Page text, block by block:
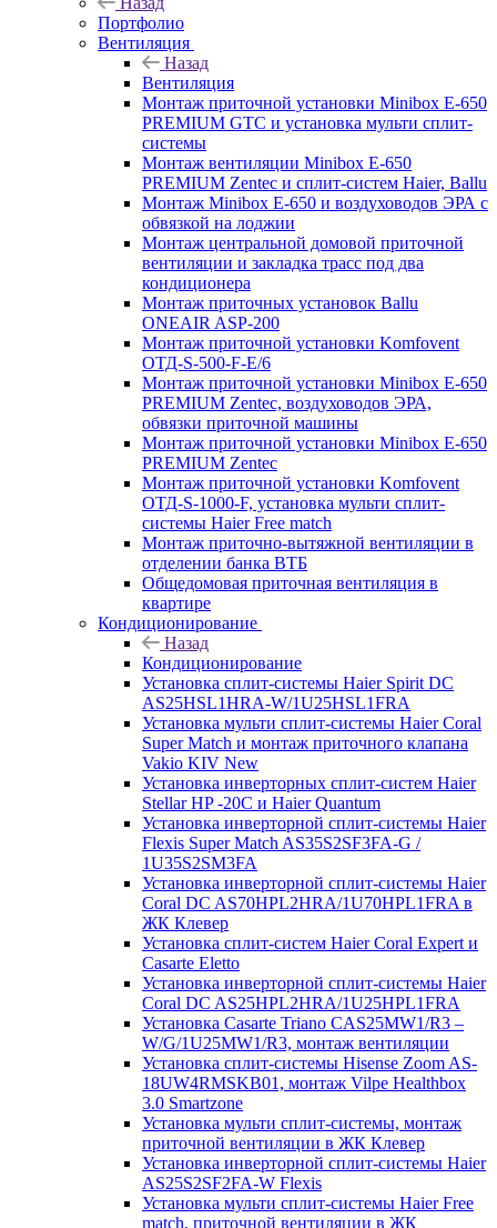
Портфолио
Вентиляция
Назад
Вентиляция
Монтаж приточной установки Minibox E-650
PREMIUM GTC и установка мульти сплит-
системы
Монтаж вентиляции Minibox E-650
PREMIUM Zentec и сплит-систем Haier, Ballu
Монтаж Minibox E-650 и воздуховодов ЭРА с
обвязкой на лоджии
Монтаж центральной домовой приточной
вентиляции и закладка трасс под два
кондиционера
Монтаж приточных установок Ballu
ONEAIR ASP-200
Монтаж приточной установки Komfovent
ОТД-S-500-F-E/6
Монтаж приточной установки Minibox E-650
PREMIUM Zentec, воздуховодов ЭРА,
обвязки приточной машины
Монтаж приточной установки Minibox E-650
PREMIUM Zentec
Монтаж приточной установки Komfovent
ОТД-S-1000-F, установка мульти сплит-
системы Haier Free match
Монтаж приточно-вытяжной вентиляции в
отделении банка ВТБ
Общедомовая приточная вентиляция в
квартире
Кондиционирование
Назад
Кондиционирование
Установка сплит-системы Haier Spirit DC
AS25HSL1HRA-W/1U25HSL1FRA
Установка мульти сплит-системы Haier Coral
Super Match и монтаж приточного клапана
Vakio KIV New
Установка инверторных сплит-систем Haier
Stellar HP -20С и Haier Quantum
Установка инверторной сплит-системы Haier
Flexis Super Match AS35S2SF3FA-G /
1U35S2SM3FA
Установка инверторной сплит-системы Haier
Coral DC AS70HPL2HRA/1U70HPL1FRA в
ЖК Клевер
Установка сплит-систем Haier Coral Expert и
Casarte Eletto
Установка инверторной сплит-системы Haier
Coral DC AS25HPL2HRA/1U25HPL1FRA
Установка Casarte Triano CAS25MW1/R3 –
W/G/1U25MW1/R3, монтаж вентиляции
Установка сплит-системы Hisense Zoom AS-
18UW4RMSKB01, монтаж Vilpe Healthbox
3.0 Smartzone
Установка мульти сплит-системы, монтаж
приточной вентиляции в ЖК Клевер
Установка инверторной сплит-системы Haier
AS25S2SF2FA-W Flexis
Установка мульти сплит-системы Haier Free
match, приточной вентиляции в ЖК